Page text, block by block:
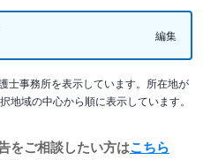
編集
士事務所を表示しています。所在地が
地域の中心から順に表示しています。
をご相談したい方はこちら